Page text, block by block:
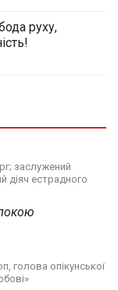
руху,
заслужений
діяч естрадного
голова опікунської